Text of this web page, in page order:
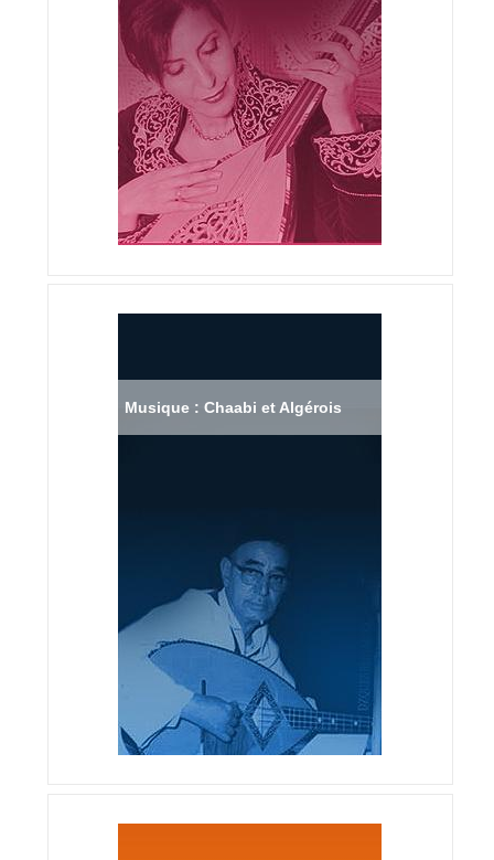
Musique : Chaabi et Algérois